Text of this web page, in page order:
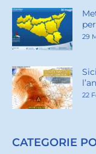
29
22
CATEGORIE